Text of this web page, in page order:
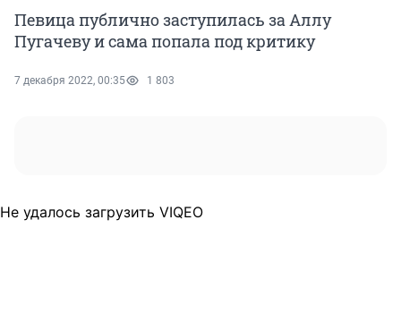
Певица публично заступилась за Аллу
Пугачеву и сама попала под критику
7 декабря 2022, 00:35 1 803
Не удалось загрузить VIQEO